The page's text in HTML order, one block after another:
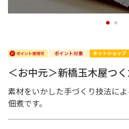
1 2
＜お中元＞新橋玉木屋つ
素材をいかした手づくり技法に
佃煮です。